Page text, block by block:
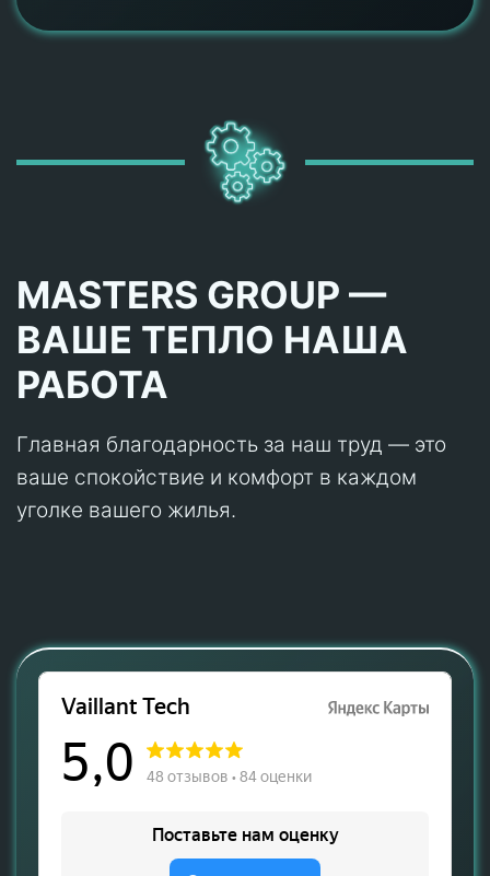
MASTERS GROUP —
ВАШЕ ТЕПЛО НАША
РАБОТА
Главная благодарность за наш труд — это
ваше спокойствие и комфорт в каждом
уголке вашего жилья.